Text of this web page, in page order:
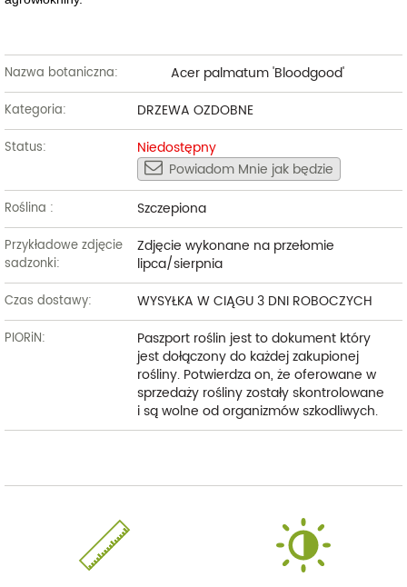
Nazwa botaniczna: Acer palmatum 'Bloodgood'
Kategoria: DRZEWA OZDOBNE
Status:
Niedostępny
Powiadom Mnie jak będzie
Roślina : Szczepiona
Przykładowe zdjęcie
sadzonki:
Zdjęcie wykonane na przełomie
lipca/sierpnia
Czas dostawy: WYSYŁKA W CIĄGU 3 DNI ROBOCZYCH
PIORiN:
Paszport roślin jest to dokument który
jest dołączony do każdej zakupionej
rośliny. Potwierdza on, że oferowane w
sprzedaży rośliny zostały skontrolowane
i są wolne od organizmów szkodliwych.